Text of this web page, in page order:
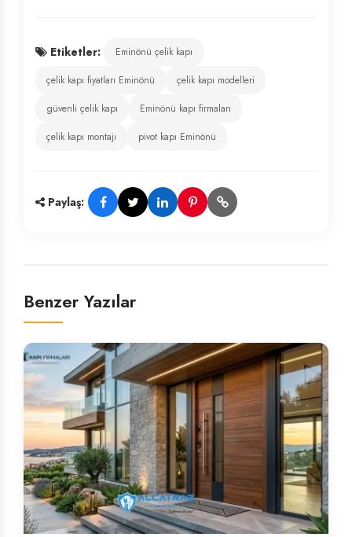
Etiketler:
Eminönü çelik kapı
çelik kapı fiyatları Eminönü
çelik kapı modelleri
güvenli çelik kapı
Eminönü kapı firmaları
çelik kapı montajı
pivot kapı Eminönü
Paylaş:
Benzer Yazılar